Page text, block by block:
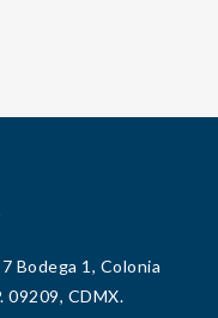
Bodega 1, Colonia
09209, CDMX.